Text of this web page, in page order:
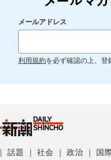
メールアドレス
利用規約を必ず確認の上、登
話題 ｜社会 ｜政治 国